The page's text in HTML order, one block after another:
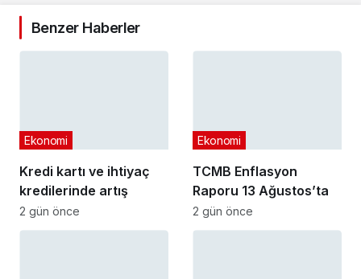
Benzer Haberler
Kredi kartı ve ihtiyaç
kredilerinde artış
Ekonomi
2 gün önce
TCMB Enflasyon
Raporu 13 Ağustos’ta
Ekonomi
2 gün önce